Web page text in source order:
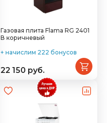
Газовая плита Flama RG 2401
В коричневый
+ начислим 222 бонусов
22 150 руб.